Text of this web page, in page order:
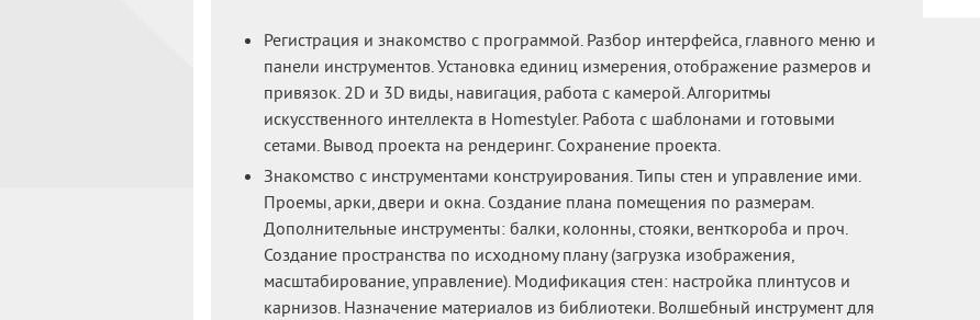
Регистрация и знакомство с программой. Разбор интерфейса, главного меню и
панели инструментов. Установка единиц измерения, отображение размеров и
привязок. 2D и 3D виды, навигация, работа с камерой. Алгоритмы
искусственного интеллекта в Homestyler. Работа с шаблонами и готовыми
сетами. Вывод проекта на рендеринг. Сохранение проекта.
Знакомство с инструментами конструирования. Типы стен и управление ими.
Проемы, арки, двери и окна. Создание плана помещения по размерам.
Дополнительные инструменты: балки, колонны, стояки, венткороба и проч.
Создание пространства по исходному плану (загрузка изображения,
масштабирование, управление). Модификация стен: настройка плинтусов и
карнизов. Назначение материалов из библиотеки. Волшебный инструмент для